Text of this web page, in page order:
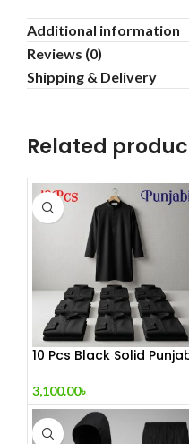
Additional information
Reviews (0)
Shipping & Delivery
Related
10 Pcs Black Solid
3,100.00৳